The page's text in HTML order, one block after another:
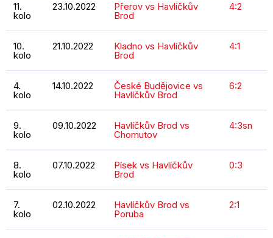
11.
kolo
23.10.2022 Přerov vs Havlíčkův
Brod
4:2
10.
kolo
21.10.2022 Kladno vs Havlíčkův
Brod
4:1
4.
kolo
14.10.2022 České Budějovice vs
Havlíčkův Brod
6:2
9.
kolo
09.10.2022 Havlíčkův Brod vs
Chomutov
4:3sn
8.
kolo
07.10.2022 Písek vs Havlíčkův
Brod
0:3
7.
kolo
02.10.2022 Havlíčkův Brod vs
Poruba
2:1